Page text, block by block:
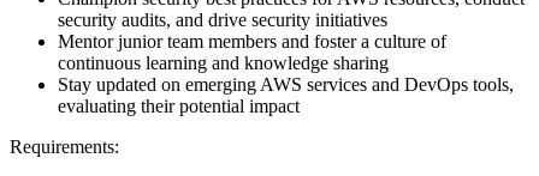
security audits, and drive security initiatives
Mentor junior team members and foster a culture of
continuous learning and knowledge sharing
Stay updated on emerging AWS services and DevOps tools,
evaluating their potential impact
Requirements: